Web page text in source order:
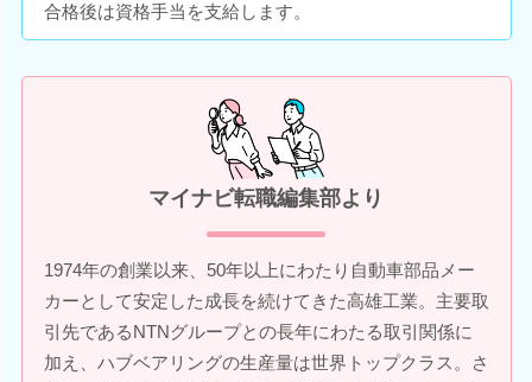
合格後は資格手当を支給します。
マイナビ転職編集部より
1974年の創業以来、50年以上にわたり自動車部品メー
カーとして安定した成長を続けてきた高雄工業。主要取
引先であるNTNグループとの長年にわたる取引関係に
加え、ハブベアリングの生産量は世界トップクラス。さ